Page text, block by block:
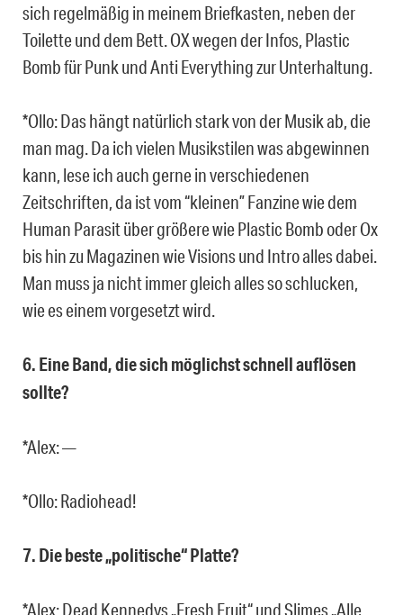
sich regelmäßig in meinem Briefkasten, neben der
Toilette und dem Bett. OX wegen der Infos, Plastic
Bomb für Punk und Anti Everything zur Unterhaltung.
*Ollo: Das hängt natürlich stark von der Musik ab, die
man mag. Da ich vielen Musikstilen was abgewinnen
kann, lese ich auch gerne in verschiedenen
Zeitschriften, da ist vom “kleinen” Fanzine wie dem
Human Parasit über größere wie Plastic Bomb oder Ox
bis hin zu Magazinen wie Visions und Intro alles dabei.
Man muss ja nicht immer gleich alles so schlucken,
wie es einem vorgesetzt wird.
6. Eine Band, die sich möglichst schnell auflösen
sollte?
*Alex: —
*Ollo: Radiohead!
7. Die beste „politische“ Platte?
*Alex: Dead Kennedys „Fresh Fruit“ und Slimes „Alle